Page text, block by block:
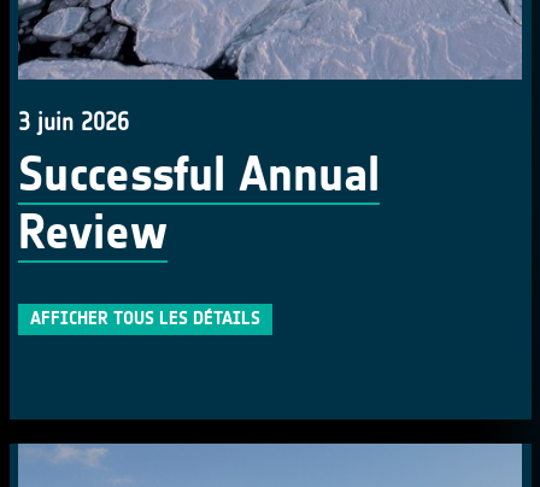
3 juin 2026
Successful Annual
Review
AFFICHER TOUS LES DÉTAILS